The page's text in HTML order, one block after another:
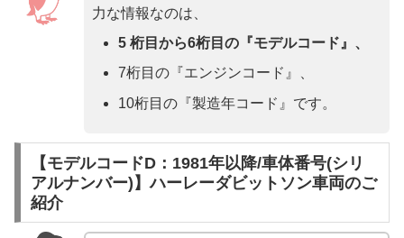
力な情報なのは、
5 桁目から6桁目の『モデルコード』、
7桁目の『エンジンコード』、
10桁目の『製造年コード』です。
【モデルコードD：1981年以降/車体番号(シリ
アルナンバー)】ハーレーダビットソン車両のご
紹介